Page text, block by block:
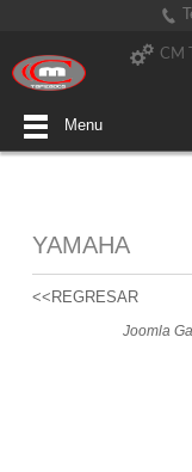
CM
Menu
YAMAHA
<<REGRESAR
Joomla